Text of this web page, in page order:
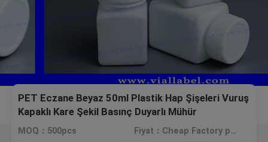
PET Eczane Beyaz 50ml Plastik Hap Şişeleri Vuruş
Kapaklı Kare Şekil Basınç Duyarlı Mühür
MOQ：500pcs Fiyat：Cheap Factory price, negotiation